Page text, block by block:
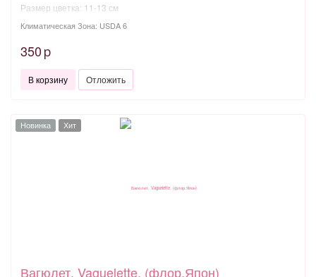
Размер цветка: 11-13 см
Климатическая Зона: USDA 6
350 p
В корзину Отложить
Новинка Хит
Вагюлет. Vaguelette. (флор.Япон)